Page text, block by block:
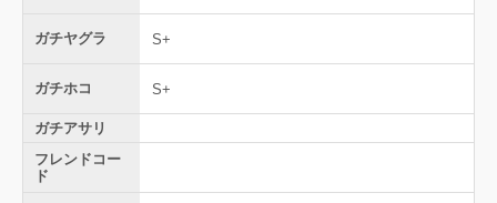
ガチヤグラ S+
ガチホコ S+
ガチアサリ
フレンドコー
ド